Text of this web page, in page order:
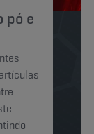
pó e